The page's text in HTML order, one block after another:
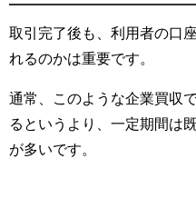
取引完了後も、利用者の口
れるのかは重要です。
通常、このような企業買収
るというより、一定期間は
が多いです。